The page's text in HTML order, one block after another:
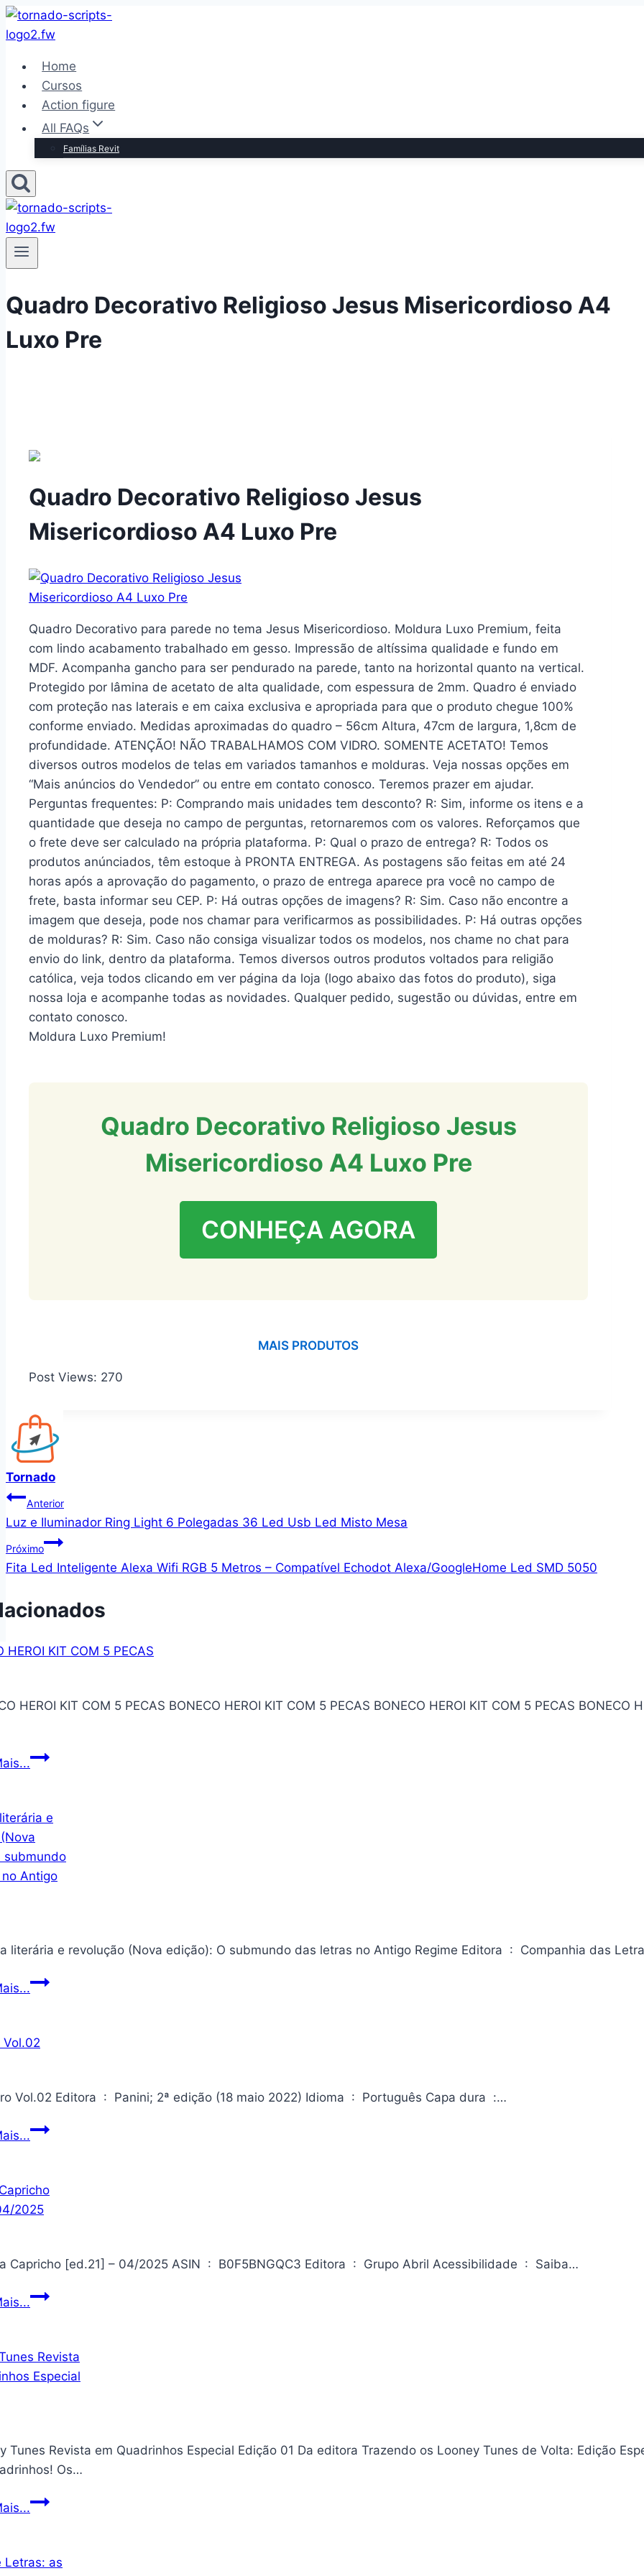
Pular
para
Conteúdo
Home
Cursos
Action figure
All FAQs
Famílias Revit
Quadro Decorativo Religioso Jesus Misericordioso A4
Luxo Pre
Quadro Decorativo Religioso Jesus
Misericordioso A4 Luxo Pre
Quadro Decorativo para parede no tema Jesus Misericordioso. Moldura Luxo Premium, feita
com lindo acabamento trabalhado em gesso. Impressão de altíssima qualidade e fundo em
MDF. Acompanha gancho para ser pendurado na parede, tanto na horizontal quanto na vertical.
Protegido por lâmina de acetato de alta qualidade, com espessura de 2mm. Quadro é enviado
com proteção nas laterais e em caixa exclusiva e apropriada para que o produto chegue 100%
conforme enviado. Medidas aproximadas do quadro – 56cm Altura, 47cm de largura, 1,8cm de
profundidade. ATENÇÃO! NÃO TRABALHAMOS COM VIDRO. SOMENTE ACETATO! Temos
diversos outros modelos de telas em variados tamanhos e molduras. Veja nossas opções em
“Mais anúncios do Vendedor” ou entre em contato conosco. Teremos prazer em ajudar.
Perguntas frequentes: P: Comprando mais unidades tem desconto? R: Sim, informe os itens e a
quantidade que deseja no campo de perguntas, retornaremos com os valores. Reforçamos que
o frete deve ser calculado na própria plataforma. P: Qual o prazo de entrega? R: Todos os
produtos anúnciados, têm estoque à PRONTA ENTREGA. As postagens são feitas em até 24
horas após a aprovação do pagamento, o prazo de entrega aparece pra você no campo de
frete, basta informar seu CEP. P: Há outras opções de imagens? R: Sim. Caso não encontre a
imagem que deseja, pode nos chamar para verificarmos as possibilidades. P: Há outras opções
de molduras? R: Sim. Caso não consiga visualizar todos os modelos, nos chame no chat para
envio do link, dentro da plataforma. Temos diversos outros produtos voltados para religião
católica, veja todos clicando em ver página da loja (logo abaixo das fotos do produto), siga
nossa loja e acompanhe todas as novidades. Qualquer pedido, sugestão ou dúvidas, entre em
contato conosco.
Moldura Luxo Premium!
Quadro Decorativo Religioso Jesus
Misericordioso A4 Luxo Pre
CONHEÇA AGORA
MAIS PRODUTOS
Post Views: 270
Tornado
Navegação
de
Post
Anterior
Luz e Iluminador Ring Light 6 Polegadas 36 Led Usb Led Misto Mesa
Próximo
Fita Led Inteligente Alexa Wifi RGB 5 Metros – Compatível Echodot Alexa/GoogleHome Led SMD 5050
HEROI KIT COM 5 PECAS BONECO HEROI KIT COM 5 PECAS BONECO HEROI KIT COM 5 PECAS BONECO
BONECO
COM
5
PECAS
Boemia literária e revolução (Nova edição): O submundo das letras no Antigo Regime Editora
Boemia
revolução
O
das
Antigo
Regime
Maestro Vol.02 Editora ‏ : ‎ Panini; 2ª edição (18 maio 2022) Idioma ‏ : ‎ Português Capa dura ‏ :…
Maestro
Revista Capricho [ed.21] – 04/2025 ASIN ‏ : ‎ B0F5BNGQC3 Editora ‏ : ‎ Grupo Abril Acessibilidade ‏ : ‎ Saiba…
Revista
–
04/2025
Tunes Revista em Quadrinhos Especial Edição 01 Da editora Trazendo os Looney Tunes de Volta: Edição
Os…
Looney
em